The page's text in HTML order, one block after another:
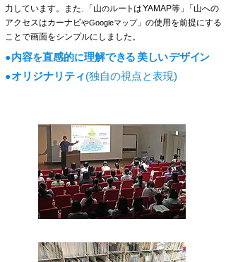
力しています。また 、 「 山のルートはYAMAP等 」
「山への
アクセスはカーナビやGoogleマップ」の使用を前提にする
ことで画面をシンプルにしました。
●内容を直感的に理解できる美しいデザイン
●オ リジナリ ティ​(独自の視点と表現)